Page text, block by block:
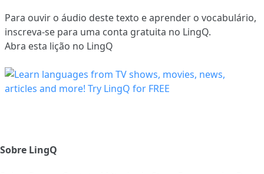
Para ouvir o áudio deste texto e aprender o vocabulário,
inscreva-se para uma conta gratuita no LingQ.
Abra esta lição no LingQ
Sobre LingQ